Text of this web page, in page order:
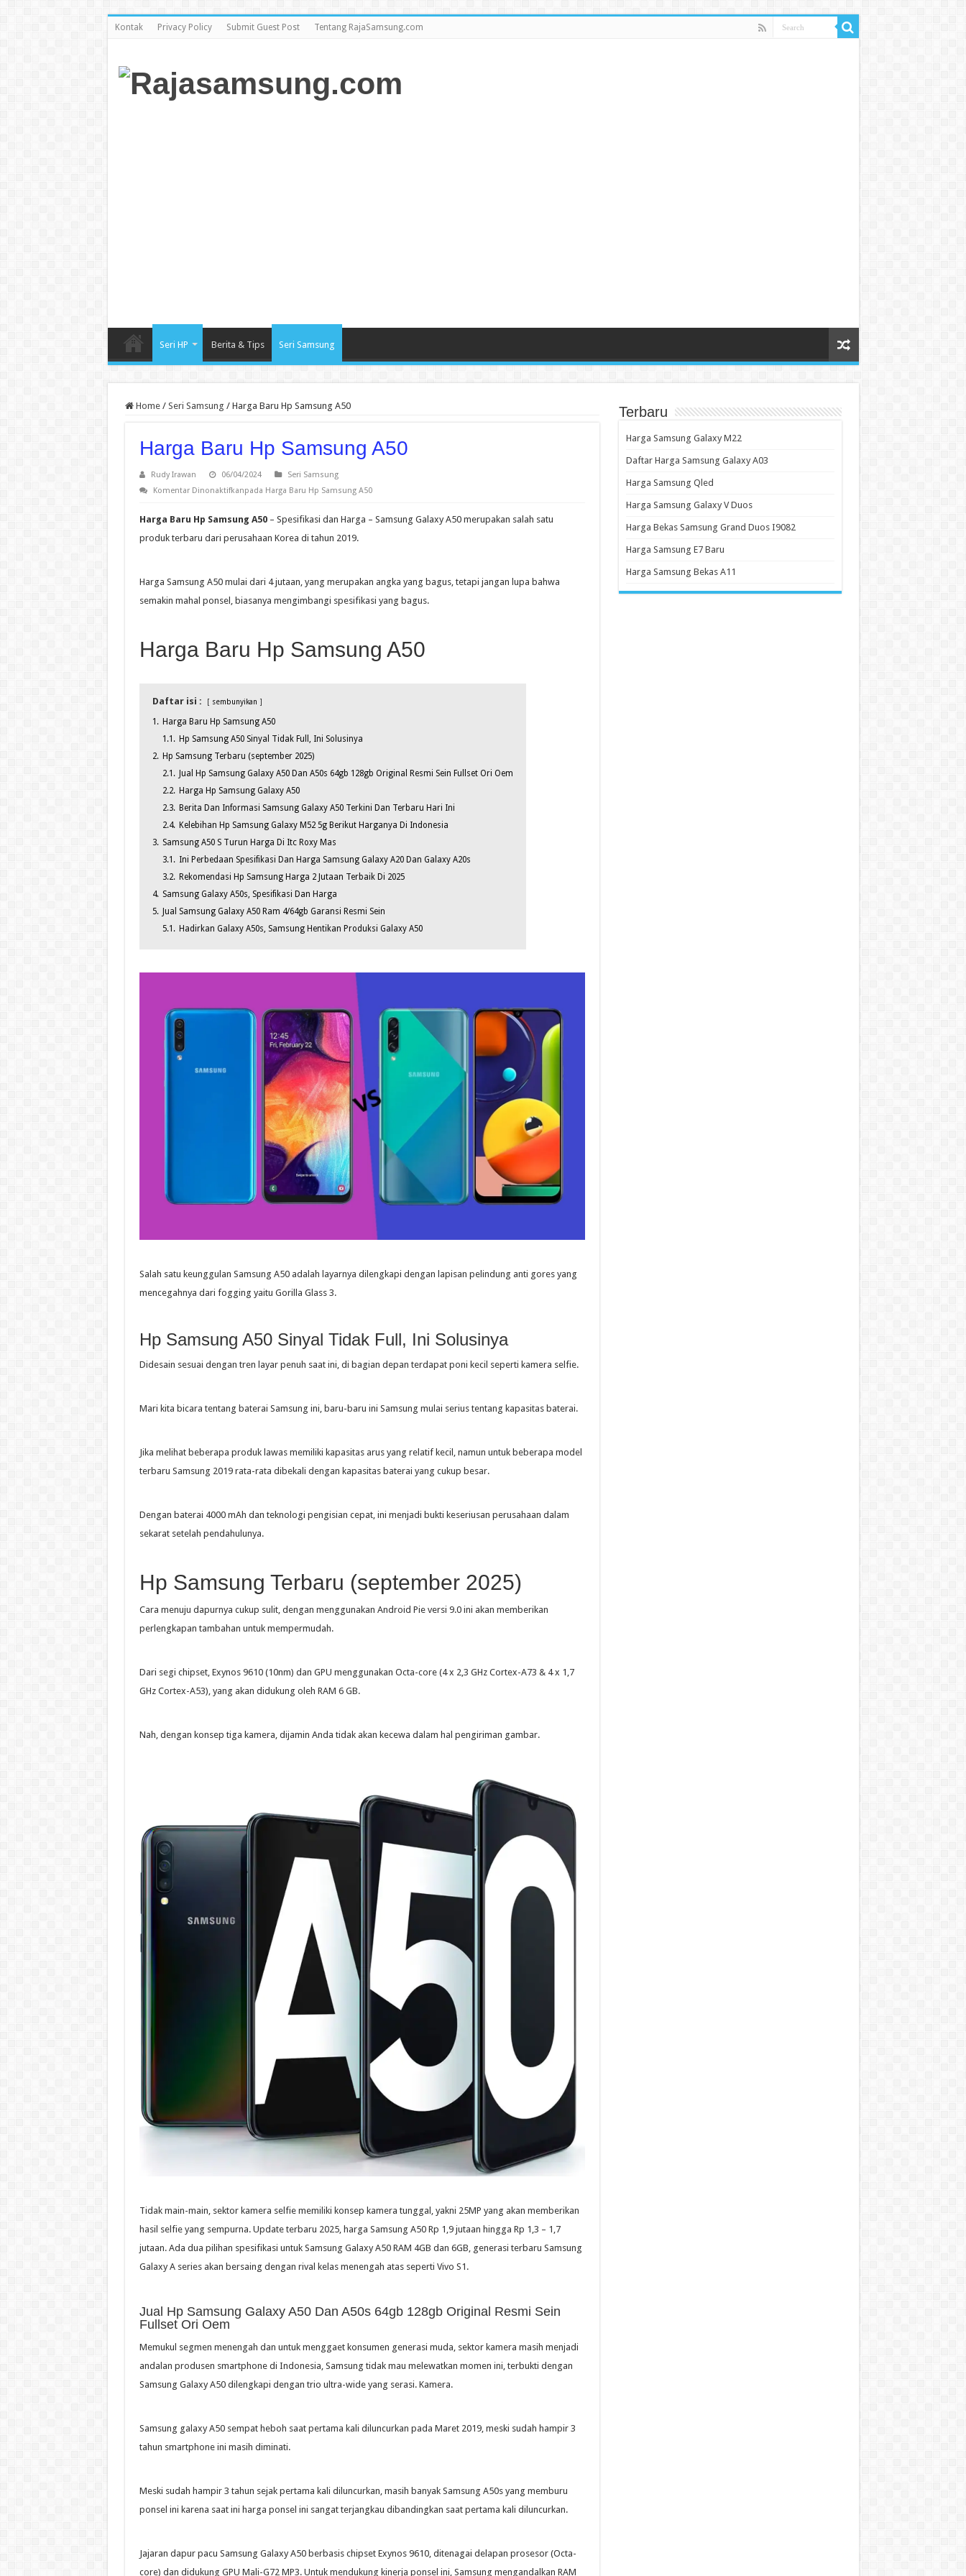
Kontak Privacy Policy Submit Guest Post Tentang RajaSamsung.com
Seri HP Berita & Tips Seri Samsung
Home / Seri Samsung / Harga Baru Hp Samsung A50
Harga Baru Hp Samsung A50
Rudy Irawan 06/04/2024
Seri Samsung
Komentar Dinonaktifkanpada Harga Baru Hp Samsung A50
Harga Baru Hp Samsung A50– Spesifikasi dan Harga – Samsung Galaxy A50 merupakan salah satu
produk terbaru dari perusahaan Korea di tahun 2019.
Harga Samsung A50 mulai dari 4 jutaan, yang merupakan angka yang bagus, tetapi jangan lupa bahwa
semakin mahal ponsel, biasanya mengimbangi spesifikasi yang bagus.
Harga Baru Hp Samsung A50
Daftar isi : sembunyikan
1. Harga Baru Hp Samsung A50
1.1. Hp Samsung A50 Sinyal Tidak Full, Ini Solusinya
2. Hp Samsung Terbaru (september 2025)
2.1.
Jual Hp Samsung Galaxy A50 Dan A50s 64gb 128gb Original Resmi Sein Fullset Ori Oem
2.2. Harga Hp Samsung Galaxy A50
2.3. Berita Dan Informasi Samsung Galaxy A50 Terkini Dan Terbaru Hari Ini
2.4. Kelebihan Hp Samsung Galaxy M52 5g Berikut Harganya Di Indonesia
3. Samsung A50 S Turun Harga Di Itc Roxy Mas
3.1. Ini Perbedaan Spesifikasi Dan Harga Samsung Galaxy A20 Dan Galaxy A20s
3.2. Rekomendasi Hp Samsung Harga 2 Jutaan Terbaik Di 2025
4. Samsung Galaxy A50s, Spesifikasi Dan Harga
5.
Jual Samsung Galaxy A50 Ram 4/64gb Garansi Resmi Sein
5.1. Hadirkan Galaxy A50s, Samsung Hentikan Produksi Galaxy A50
Salah satu keunggulan Samsung A50 adalah layarnya dilengkapi dengan lapisan pelindung anti gores yang
mencegahnya dari fogging yaitu Gorilla Glass 3.
Hp Samsung A50 Sinyal Tidak Full, Ini Solusinya
Didesain sesuai dengan tren layar penuh saat ini, di bagian depan terdapat poni kecil seperti kamera selfie.
Mari kita bicara tentang baterai Samsung ini, baru-baru ini Samsung mulai serius tentang kapasitas baterai.
Jika melihat beberapa produk lawas memiliki kapasitas arus yang relatif kecil, namun untuk beberapa model
terbaru Samsung 2019 rata-rata dibekali dengan kapasitas baterai yang cukup besar.
Dengan baterai 4000 mAh dan teknologi pengisian cepat, ini menjadi bukti keseriusan perusahaan dalam
sekarat setelah pendahulunya.
Hp Samsung Terbaru (september 2025)
Cara menuju dapurnya cukup sulit, dengan menggunakan Android Pie versi 9.0 ini akan memberikan
perlengkapan tambahan untuk mempermudah.
Dari segi chipset, Exynos 9610 (10nm) dan GPU menggunakan Octa-core (4 x 2,3 GHz Cortex-A73 & 4 x 1,7
GHz Cortex-A53), yang akan didukung oleh RAM 6 GB.
Nah, dengan konsep tiga kamera, dijamin Anda tidak akan kecewa dalam hal pengiriman gambar.
Tidak main-main, sektor kamera selfie memiliki konsep kamera tunggal, yakni 25MP yang akan memberikan
hasil selfie yang sempurna. Update terbaru 2025, harga Samsung A50 Rp 1,9 jutaan hingga Rp 1,3 – 1,7
jutaan. Ada dua pilihan spesifikasi untuk Samsung Galaxy A50 RAM 4GB dan 6GB, generasi terbaru Samsung
Galaxy A series akan bersaing dengan rival kelas menengah atas seperti Vivo S1.
Jual Hp Samsung Galaxy A50 Dan A50s 64gb 128gb Original Resmi Sein
Fullset Ori Oem
Memukul segmen menengah dan untuk menggaet konsumen generasi muda, sektor kamera masih menjadi
andalan produsen smartphone di Indonesia, Samsung tidak mau melewatkan momen ini, terbukti dengan
Samsung Galaxy A50 dilengkapi dengan trio ultra-wide yang serasi. Kamera.
Samsung galaxy A50 sempat heboh saat pertama kali diluncurkan pada Maret 2019, meski sudah hampir 3
tahun smartphone ini masih diminati.
Meski sudah hampir 3 tahun sejak pertama kali diluncurkan, masih banyak Samsung A50s yang memburu
ponsel ini karena saat ini harga ponsel ini sangat terjangkau dibandingkan saat pertama kali diluncurkan.
Jajaran dapur pacu Samsung Galaxy A50 berbasis chipset Exynos 9610, ditenagai delapan prosesor (Octa-
core) dan didukung GPU Mali-G72 MP3. Untuk mendukung kinerja ponsel ini, Samsung mengandalkan RAM
Terbaru
Harga Samsung Galaxy M22
Daftar Harga Samsung Galaxy A03
Harga Samsung Qled
Harga Samsung Galaxy V Duos
Harga Bekas Samsung Grand Duos I9082
Harga Samsung E7 Baru
Harga Samsung Bekas A11